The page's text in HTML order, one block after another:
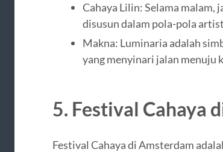
Cahaya Lilin: Selama
disusun dalam pola-pola
Makna: Luminaria adalah
yang menyinari jalan menuju
5. Festival Cahaya
Festival Cahaya di Amsterdam